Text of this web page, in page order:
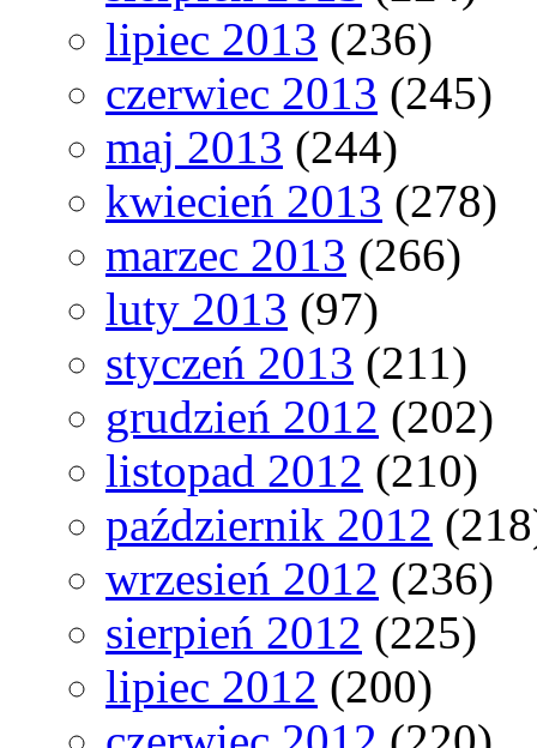
lipiec 2013 (236)
czerwiec 2013 (245)
maj 2013 (244)
kwiecień 2013 (278)
marzec 2013 (266)
luty 2013 (97)
styczeń 2013 (211)
grudzień 2012 (202)
listopad 2012 (210)
październik 2012
wrzesień 2012 (236)
sierpień 2012 (225)
lipiec 2012 (200)